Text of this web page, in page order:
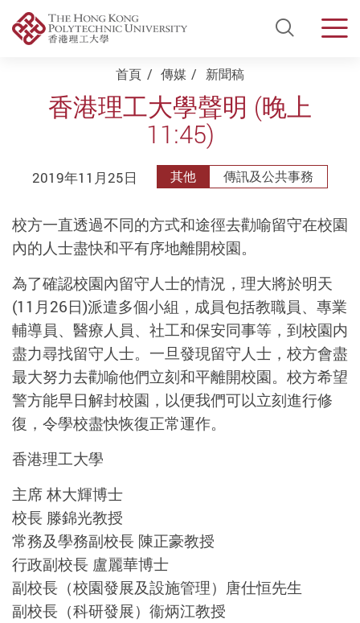
Open
Start main content首頁 傳媒 新聞稿
香港理工大學聲明 (晚上
11:45)
2019年11月25日 其他 傳訊及公共事務
校方一直透過不同的方式和途徑去勸喻留守在校園
內的人士盡快和平有序地離開校園。
為了確認校園內留守人士的情況，理大將於明天
(11月26日)派遣多個小組，成員包括教職員、專業
輔導員、醫療人員、社工和保安同事等，到校園内
盡力尋找留守人士。一旦發現留守人士，校方會盡
最大努力去勸喻他們立刻和平離開校園。校方希望
警方能早日解封校園，以便我們可以立刻進行修
復，令學校盡快恢復正常運作。
香港理工大學
主席 林大輝博士
校長 滕錦光教授
常務及學務副校長 陳正豪教授
行政副校長 盧麗華博士
副校長（校園發展及設施管理）唐仕恒先生
副校長（科研發展）衞炳江教授